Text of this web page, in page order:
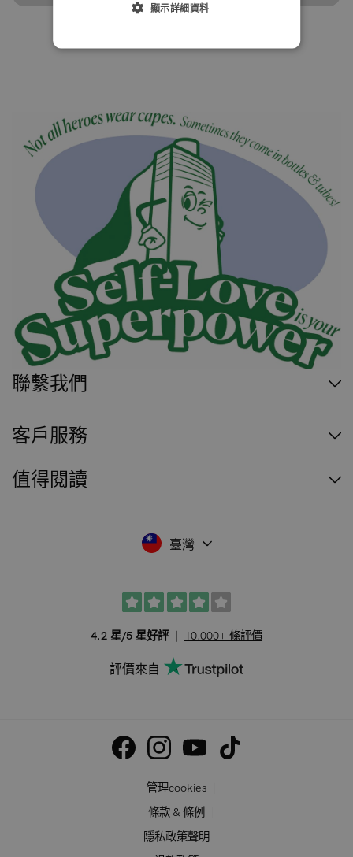
聯繫我們
客戶服務
值得閱讀
臺灣
4.2 星/5 星好評 10.000+ 條評價
評價來自
管理cookies
條款 & 條例
隱私政策聲明
顯示詳細資料